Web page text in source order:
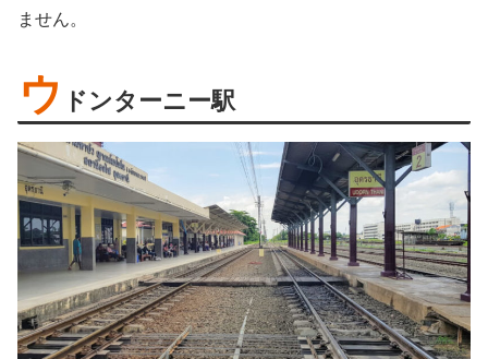
ません。
ウ ドンターニー駅